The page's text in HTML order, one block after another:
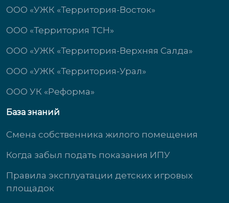
ООО «УЖК «Территория-Восток»
ООО «Территория ТСН»
ООО «УЖК «Территория-Верхняя Салда»
ООО «УЖК «Территория-Урал»
ООО УК «Реформа»
База знаний
Смена собственника жилого помещения
Когда забыл подать показания ИПУ
Правила эксплуатации детских игровых
площадок